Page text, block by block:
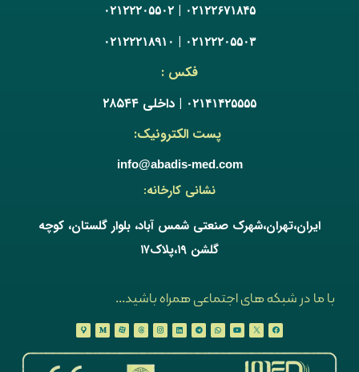
۰۲۱۲۲۶۷۱۸۴۵ | ۰۲۱۲۲۲۰۵۵۰۲
۰۲۱۲۲۲۰۵۵۰۳ | ۰۲۱۲۲۲۱۸۹۱۰
فکس :
۰۲۱۴۱۴۲۵۵۵۵ | داخلی ۲۸۵۴۴
پست الکترونیک:
info@abadis-med.com
نشانی کارخانه:
ایران،تهران،شهرک صنعتی شمس آباد، بلوار گلستان، کوچه
گلشن ۱۹،پلاک۱۷
با ما در شبکه های اجتماعی همراه باشید...